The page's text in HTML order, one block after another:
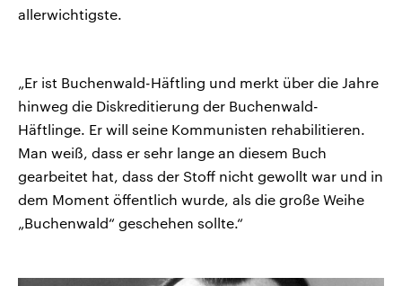
allerwichtigste.
„Er ist Buchenwald-Häftling und merkt über die Jahre
hinweg die Diskreditierung der Buchenwald-
Häftlinge. Er will seine Kommunisten rehabilitieren.
Man weiß, dass er sehr lange an diesem Buch
gearbeitet hat, dass der Stoff nicht gewollt war und in
dem Moment öffentlich wurde, als die große Weihe
„Buchenwald“ geschehen sollte.“